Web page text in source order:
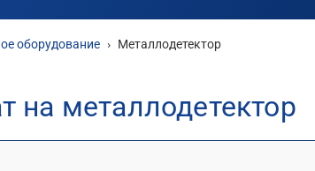
оборудование › Металлодетектор
на металлодетектор